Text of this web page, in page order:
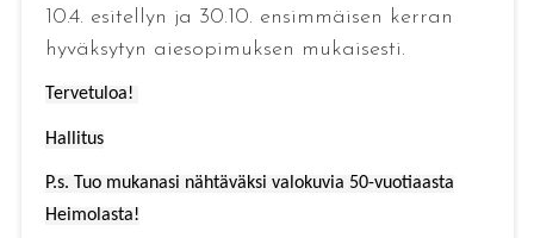
10.4. esitellyn ja 30.10. ensimmäisen kerran
hyväksytyn aiesopimuksen mukaisesti.
Tervetuloa!
Hallitus
P.s. Tuo mukanasi nähtäväksi valokuvia 50-vuotiaasta
Heimolasta!